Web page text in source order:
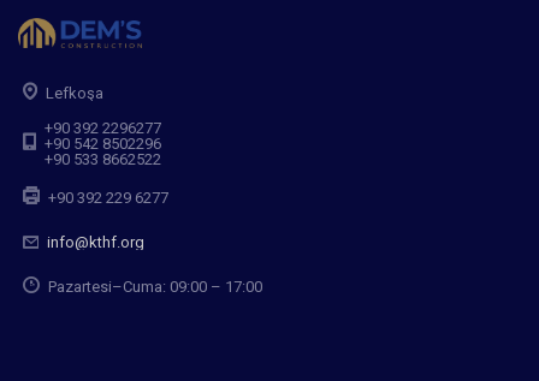
Lefkoşa
+90 392 2296277
+90 542 8502296
+90 533 8662522
+90 392 229 6277
info@kthf.org
Pazartesi–Cuma: 09:00 – 17:00